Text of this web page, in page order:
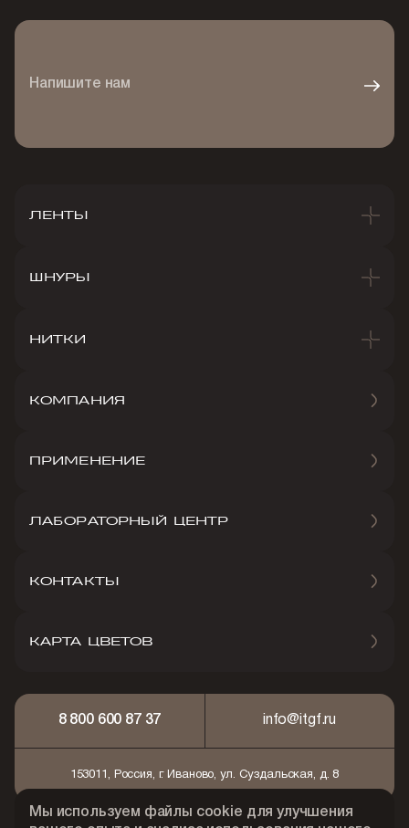
Напишите нам
КОМПАНИЯ
ПРИМЕНЕНИЕ
ЛАБОРАТОРНЫЙ ЦЕНТР
КОНТАКТЫ
КАРТА ЦВЕТОВ
ЛЕНТЫ
ШНУРЫ
НИТКИ
8 800 600 87 37 info@itgf.ru
153011, Россия, г. Иваново, ул. Суздальская, д. 8
Мы используем файлы cookie для улучшения